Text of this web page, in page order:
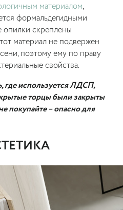
материалом,
формальдегидными
опилки скреплены
материал не подвержен
поэтому ему по праву
свойства.
где используется ЛДСП,
торцы были закрыты
покупайте – опасно для